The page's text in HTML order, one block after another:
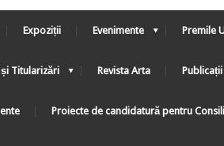
Expoziții Evenimente Premile
Titularizări Revista Arta Publicații
Proiecte de candidatură pentru